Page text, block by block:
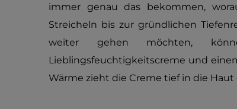
immer genau das bekommen,
Streicheln bis zur gründlichen
weiter gehen möchten,
Lieblingsfeuchtigkeitscreme und
Wärme zieht die Creme tief in die